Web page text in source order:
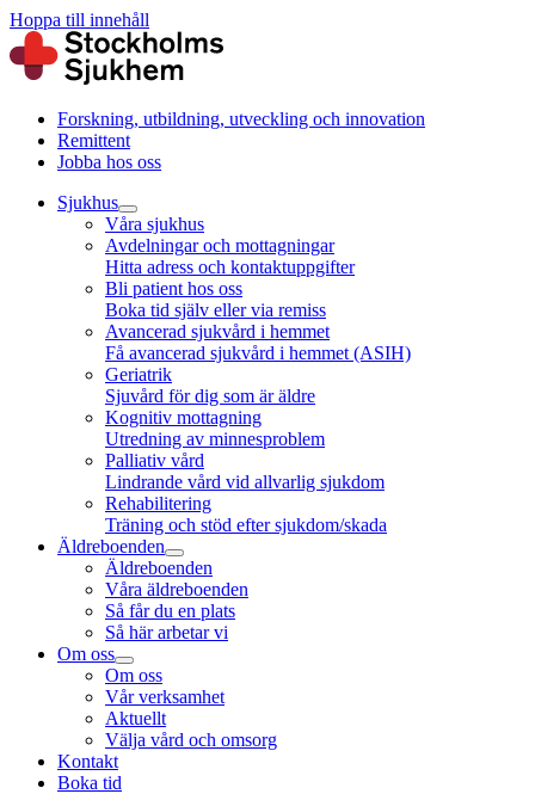
Hoppa till innehåll
Forskning, utbildning, utveckling och innovation
Remittent
Jobba hos oss
Sjukhus
Våra sjukhus
Avdelningar och mottagningar
Hitta adress och kontaktuppgifter
Bli patient hos oss
Boka tid själv eller via remiss
Avancerad sjukvård i hemmet
Få avancerad sjukvård i hemmet (ASIH)
Geriatrik
Sjuvård för dig som är äldre
Kognitiv mottagning
Utredning av minnesproblem
Palliativ vård
Lindrande vård vid allvarlig sjukdom
Rehabilitering
Träning och stöd efter sjukdom/skada
Äldreboenden
Äldreboenden
Våra äldreboenden
Så får du en plats
Så här arbetar vi
Om oss
Om oss
Vår verksamhet
Aktuellt
Välja vård och omsorg
Kontakt
Boka tid